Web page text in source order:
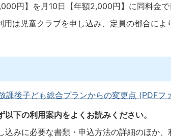
円】を月10日【年額2,000円】に同料金
用は児童クラブを申し込み、定員の都合に
課後子ども総合プランからの変更点 (PDFフ
以下の利用案内をよくお読みください。
込みに必要な書類・申込方法の詳細のほか